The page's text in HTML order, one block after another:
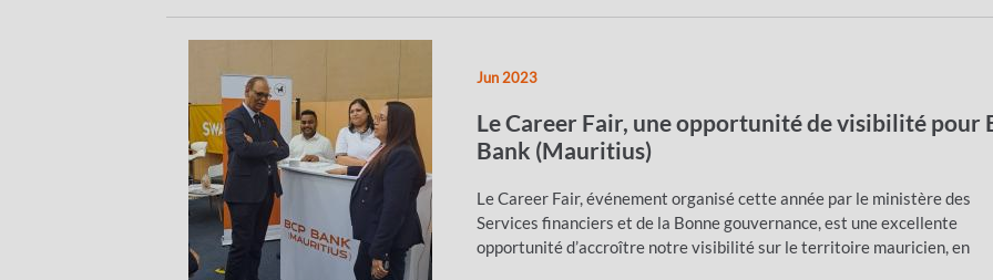
Jun 2023
Le Career Fair, une opportunité de visibilité pour
Bank (Mauritius)
Le Career Fair, événement organisé cette année par le ministère des
Services financiers et de la Bonne gouvernance, est une excellente
opportunité d’accroître notre visibilité sur le territoire mauricien, en